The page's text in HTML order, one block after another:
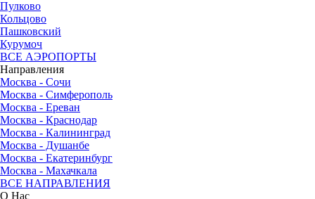
Пулково
Кольцово
Пашковский
Курумоч
ВСЕ АЭРОПОРТЫ
Направления
Москва - Сочи
Москва - Симферополь
Москва - Ереван
Москва - Краснодар
Москва - Калининград
Москва - Душанбе
Москва - Екатеринбург
Москва - Махачкала
ВСЕ НАПРАВЛЕНИЯ
О Нас